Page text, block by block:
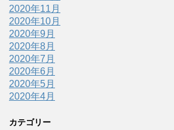
2020年11月
2020年10月
2020年9月
2020年8月
2020年7月
2020年6月
2020年5月
2020年4月
カテゴリー